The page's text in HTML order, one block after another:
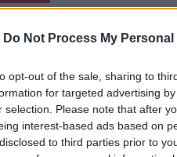
Do Not Process My
opt-out of the sale, sharing to
for targeted advertising
selection. Please note that after
interest-based ads based on
to third parties prior to
Λέων
του CRETALIVE
ΕΊΔΗΣΗ